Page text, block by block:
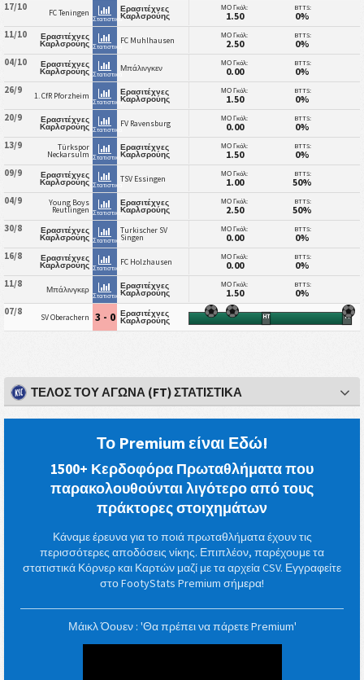
17/10 FC Teningen
Στατιστικά
Ερασιτέχνες
Καρλσρούης
ΜΟ Γκόλ:
1.50
BTTS:
0%
11/10 Ερασιτέχνες
Καρλσρούης Στατιστικά
FC Muhlhausen ΜΟ Γκόλ:
2.50
BTTS:
0%
04/10 Ερασιτέχνες
Καρλσρούης Στατιστικά
Μπάλινγκεν ΜΟ Γκόλ:
0.00
BTTS:
0%
26/9 1. CfR Pforzheim
Στατιστικά
Ερασιτέχνες
Καρλσρούης
ΜΟ Γκόλ:
1.50
BTTS:
0%
20/9 Ερασιτέχνες
Καρλσρούης Στατιστικά
FV Ravensburg ΜΟ Γκόλ:
0.00
BTTS:
0%
13/9 Türkspor
Neckarsulm Στατιστικά
Ερασιτέχνες
Καρλσρούης
ΜΟ Γκόλ:
1.50
BTTS:
0%
09/9 Ερασιτέχνες
Καρλσρούης Στατιστικά
TSV Essingen ΜΟ Γκόλ:
1.00
BTTS:
50%
04/9 Young Boys
Reutlingen Στατιστικά
Ερασιτέχνες
Καρλσρούης
ΜΟ Γκόλ:
2.50
BTTS:
50%
30/8 Ερασιτέχνες
Καρλσρούης Στατιστικά
Turkischer SV
Singen
ΜΟ Γκόλ:
0.00
BTTS:
0%
16/8 Ερασιτέχνες
Καρλσρούης Στατιστικά
FC Holzhausen ΜΟ Γκόλ:
0.00
BTTS:
0%
11/8 Μπάλινγκερ
Στατιστικά
Ερασιτέχνες
Καρλσρούης
ΜΟ Γκόλ:
1.50
BTTS:
0%
07/8 SV Oberachern 3 - 0 Ερασιτέχνες
Καρλσρούης HT FT
ΤΈΛΟΣ ΤΟΥ ΑΓΏΝΑ (FT) ΣΤΑΤΙΣΤΙΚΆ
Το Premium είναι Εδώ!
1500+ Κερδοφόρα Πρωταθλήματα που
παρακολουθούνται λιγότερο από τους
πράκτορες στοιχημάτων
Κάναμε έρευνα για το ποιά πρωταθλήματα έχουν τις
περισσότερες αποδόσεις νίκης. Επιπλέον, παρέχουμε τα
στατιστικά Κόρνερ και Καρτών μαζί με τα αρχεία CSV. Εγγραφείτε
στο FootyStats Premium σήμερα!
Μάικλ Όουεν : 'Θα πρέπει να πάρετε Premium'